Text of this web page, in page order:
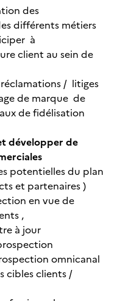
des
différents métiers
à
client au sein de
/ litiges
de marque de
de fidélisation
développer de
potentielles du plan
et partenaires )
en vue de
,
à jour
omnicanal
cibles clients /